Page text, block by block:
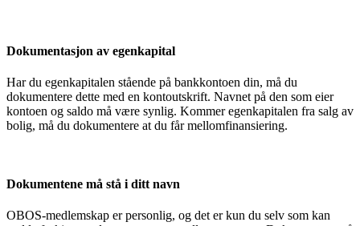
Dokumentasjon av egenkapital
Har du egenkapitalen stående på bankkontoen din, må du
dokumentere dette med en kontoutskrift. Navnet på den som eier
kontoen og saldo må være synlig. Kommer egenkapitalen fra salg av
bolig, må du dokumentere at du får mellomfinansiering.
Dokumentene må stå i ditt navn
OBOS-medlemskap er personlig, og det er kun du selv som kan